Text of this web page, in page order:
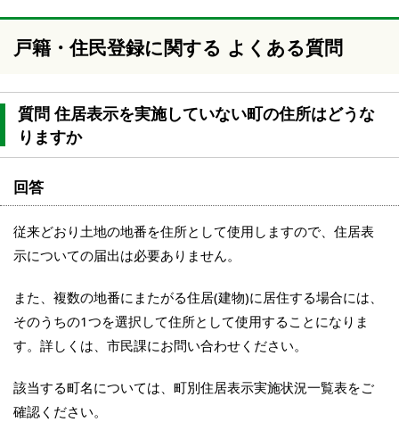
戸籍・住民登録に関する よくある質問
質問 住居表示を実施していない町の住所はどうな
りますか
回答
従来どおり土地の地番を住所として使用しますので、住居表
示についての届出は必要ありません。
また、複数の地番にまたがる住居(建物)に居住する場合には、
そのうちの1つを選択して住所として使用することになりま
す。詳しくは、市民課にお問い合わせください。
該当する町名については、町別住居表示実施状況一覧表をご
確認ください。